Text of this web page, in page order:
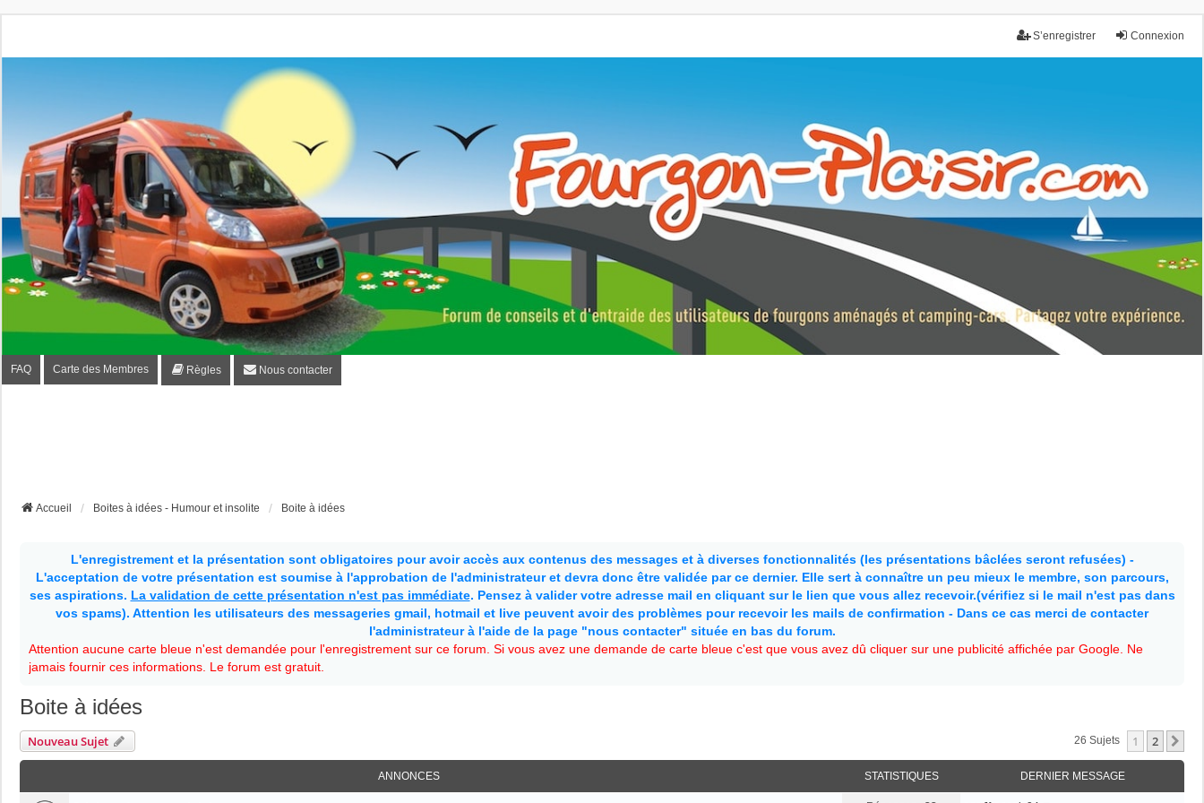
Connexion
S’enregistrer
Fourgon-plaisir.com
Forum de conseils et d'entraide des utilisateurs de fourgons, fourgons aménagés, vans et de camping-car. Partagez votre expérience.
FAQ Carte des Membres Règles Nous contacter
Accueil Boites à idées - Humour et insolite Boite à idées
L'enregistrement et la présentation sont obligatoires pour avoir accès aux contenus des messages et à diverses fonctionnalités (les présentations bâclées seront refusées) -
L'acceptation de votre présentation est soumise à l'approbation de l'administrateur et devra donc être validée par ce dernier. Elle sert à connaître un peu mieux le membre, son parcours,
ses aspirations. La validation de cette présentation n'est pas immédiate. Pensez à valider votre adresse mail en cliquant sur le lien que vous allez recevoir.(vérifiez si le mail n'est pas dans
vos spams). Attention les utilisateurs des messageries gmail, hotmail et live peuvent avoir des problèmes pour recevoir les mails de confirmation - Dans ce cas merci de contacter
l'administrateur à l'aide de la page "nous contacter" située en bas du forum.
Attention aucune carte bleue n'est demandée pour l'enregistrement sur ce forum. Si vous avez une demande de carte bleue c'est que vous avez dû cliquer sur une publicité affichée par Google. Ne
jamais fournir ces informations. Le forum est gratuit.
Boite à idées
Nouveau Sujet 26 Sujets 1 2
ANNONCES STATISTIQUES DERNIER MESSAGE